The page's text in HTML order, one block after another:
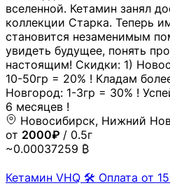
вселенной. Кетамин занял
коллекции Старка. Теперь
становится незаменимым
увидеть будущее, понять
настоящим! Скидки: 1)
10-50гр = 20% ! Кладам
Новгород: 1-3гр = 30% !
6 месяцев !
Новосибирск, Нижний
от 2000₽ / 0.5г
~0.00037259 ₿
Кетамин VHQ 🛠 Оплата от